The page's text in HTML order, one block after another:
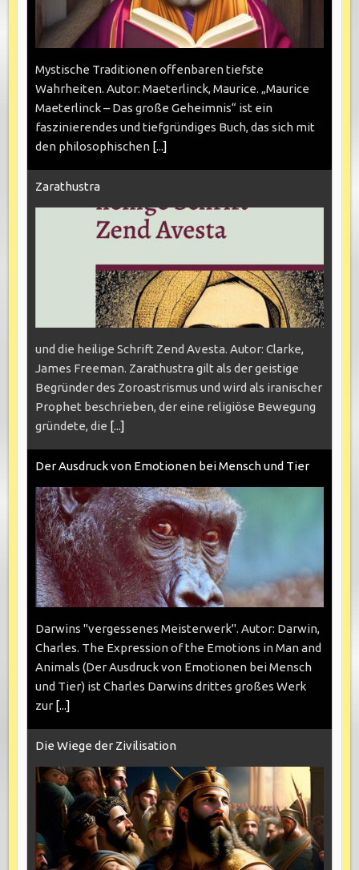
Mystische Traditionen offenbaren tiefste
Wahrheiten. Autor: Maeterlinck, Maurice. „Maurice
Maeterlinck – Das große Geheimnis“ ist ein
faszinierendes und tiefgründiges Buch, das sich mit
den philosophischen [...]
Zarathustra
und die heilige Schrift Zend Avesta. Autor: Clarke,
James Freeman. Zarathustra gilt als der geistige
Begründer des Zoroastrismus und wird als iranischer
Prophet beschrieben, der eine religiöse Bewegung
gründete, die [...]
Der Ausdruck von Emotionen bei Mensch und Tier
Darwins "vergessenes Meisterwerk". Autor: Darwin,
Charles. The Expression of the Emotions in Man and
Animals (Der Ausdruck von Emotionen bei Mensch
und Tier) ist Charles Darwins drittes großes Werk
zur [...]
Die Wiege der Zivilisation